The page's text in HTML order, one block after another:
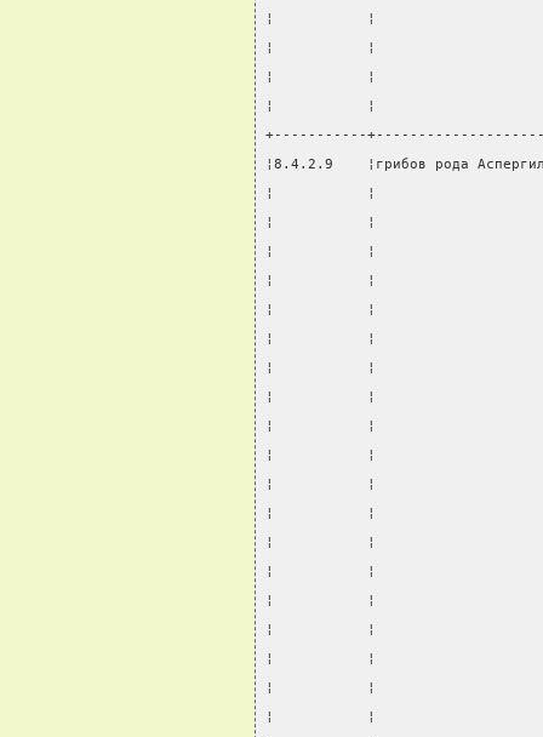
¦           ¦
¦           ¦
¦           ¦
¦           ¦
+-----------
¦8.4.2.9    ¦грибов рода
¦           ¦
¦           ¦
¦           ¦
¦           ¦
¦           ¦
¦           ¦
¦           ¦
¦           ¦
¦           ¦
¦           ¦
¦           ¦
¦           ¦
¦           ¦
¦           ¦
¦           ¦
¦           ¦
¦           ¦
¦           ¦
¦           ¦